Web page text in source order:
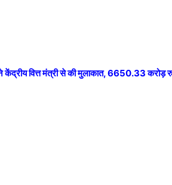
केंद्रीय वित्त मंत्री से की मुलाकात, 6650.33 करोड़